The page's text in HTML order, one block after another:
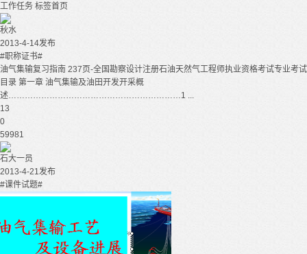
工作任务 标签首页
秋水
2013-4-14发布
#职称证书#
油气集输复习指南 237页-全国勘察设计注册石油天然气工程师执业资格考试专业考试
目录 第一章 油气集输及油田开发开采概
述………………………………………………………1 ...
13
0
59981
石大一员
2013-4-21发布
#课件试题#